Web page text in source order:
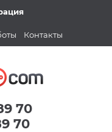
Контакты
70
70